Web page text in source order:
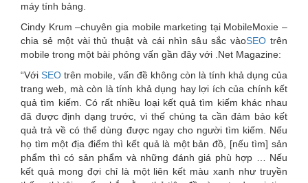
máy tính bảng.
Cindy Krum –chuyên gia mobile marketing tại MobileMoxie –
chia sẻ một vài thủ thuật và cái nhìn sâu sắc vàoSEO trên
mobile trong một bài phỏng vấn gần đây với .Net Magazine:
“Với SEO trên mobile, vấn đề không còn là tính khả dụng của
trang web, mà còn là tính khả dụng hay lợi ích của chính kết
quả tìm kiếm. Có rất nhiều loại kết quả tìm kiếm khác nhau
đã được định dạng trước, vì thế chúng ta cần đảm bảo kết
quả trả về có thể dùng được ngay cho người tìm kiếm. Nếu
họ tìm một địa điểm thì kết quả là một bản đồ, [nếu tìm] sản
phẩm thì có sản phẩm và những đánh giá phù hợp … Nếu
kết quả mong đợi chỉ là một liên kết màu xanh như truyền